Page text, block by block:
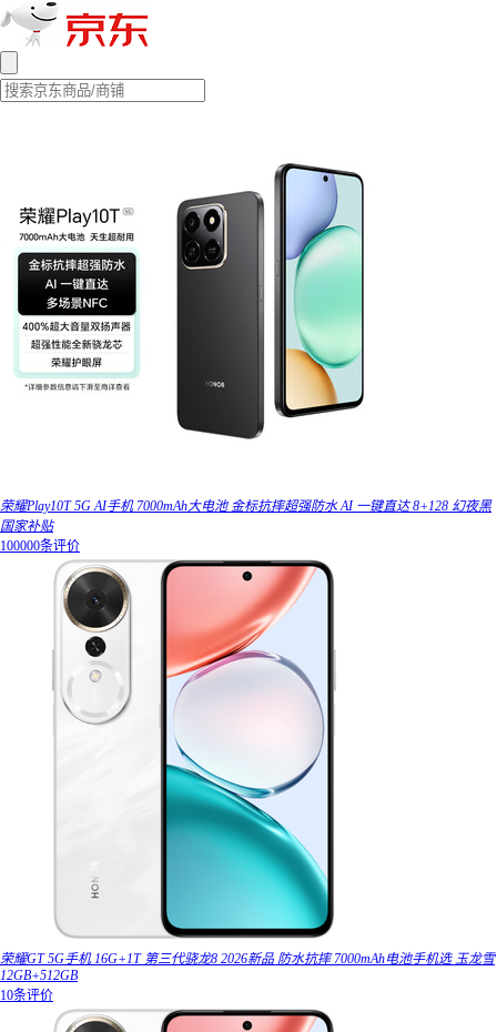
荣耀Play10T 5G AI手机 7000mAh大电池 金标抗摔超强防水 AI 一键直达 8+128 幻夜黑
国家补贴
100000条评价
荣耀GT 5G手机 16G+1T 第三代骁龙8 2026新品 防水抗摔 7000mAh电池手机选 玉龙雪
12GB+512GB
10条评价